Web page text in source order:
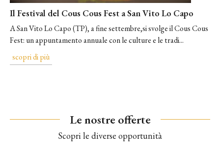
Il Festival del Cous Cous Fest a San Vito Lo Capo
A San Vito Lo Capo (TP), a fine settembre,si svolge il Cous Cous
Fest: un appuntamento annuale con le culture e le tradi...
scopri di più
Le nostre offerte
Scopri le diverse opportunità